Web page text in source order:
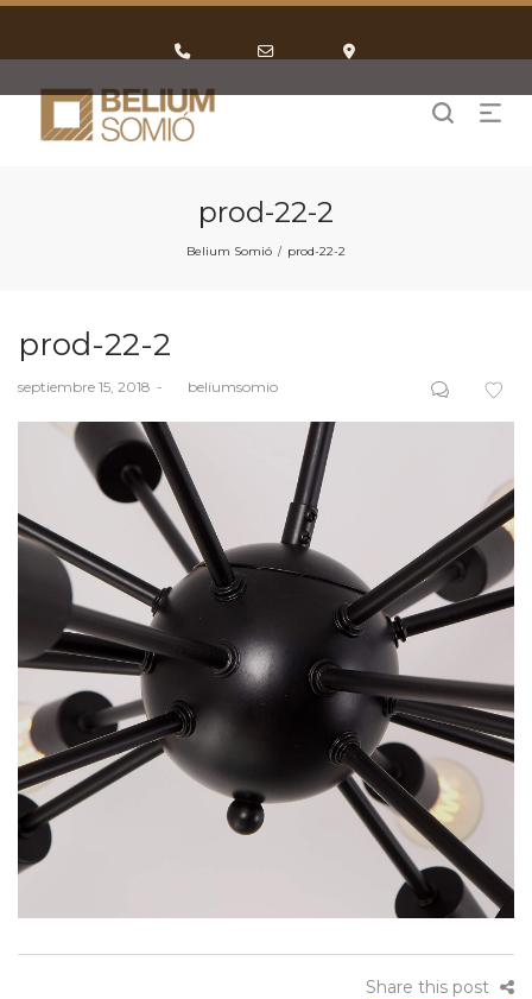
prod-22-2
Belium Somió / prod-22-2
prod-22-2
Posted
septiembre 15, 2018 beliumsomio
Share this post
for
calling